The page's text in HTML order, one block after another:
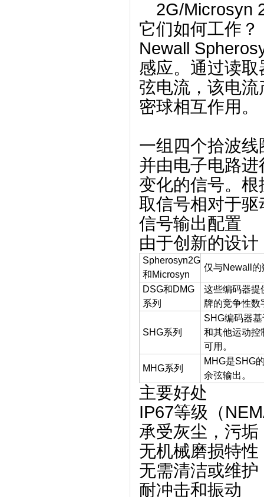
它们如何工作？
Newall
感应。 通过读
弦电流，该电
密球相互作用。
一组四个拾波
并由电子电路
变化的信号。 根
取信号相对于
信号输出配置
由于创新的设
Spherosyn2G
和Microsyn
仅与Newall的
DSG和DMG
系列
这些编码器提
牌的竞争性
SHG系列
SHG编码器
和其他运动控
可用。
MHG系列
MHG是SHG
余弦输出。
主要好处
IP67等级（
承受灰尘，污
无机械磨损特性
无需清洁或维护
耐冲击和振动